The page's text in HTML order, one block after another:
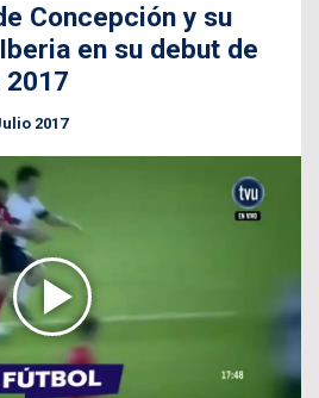
Concepción y su
en su debut de
2017
2017